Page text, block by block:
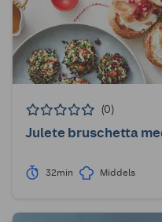
(0)
Julete bruschetta
32min Middels